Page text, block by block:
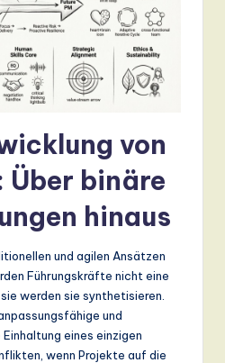
von
Über binäre
hinaus
und agilen Ansätzen
Führungskräfte nicht eine
werden sie synthetisieren.
und
eines einzigen
wenn Projekte auf die